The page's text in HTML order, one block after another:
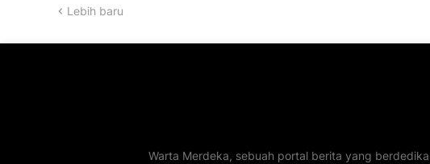
Lebih baru
Warta Merdeka, sebuah portal berita yang